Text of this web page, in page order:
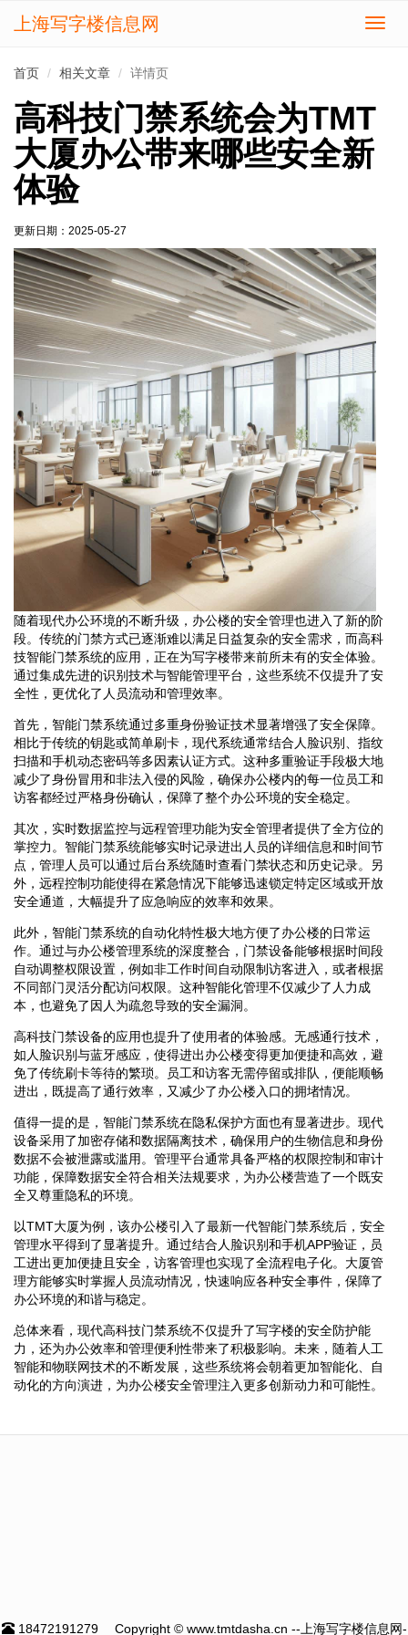
切
上海写字楼信息网
首页 相关文章 详情页
高科技门禁系统会为TMT
大厦办公带来哪些安全新
体验
更新日期： 2025-05-27
随着现代办公环境的不断升级，办公楼的安全管理也进入了新的阶
段。传统的门禁方式已逐渐难以满足日益复杂的安全需求，而高科
技智能门禁系统的应用，正在为写字楼带来前所未有的安全体验。
通过集成先进的识别技术与智能管理平台，这些系统不仅提升了安
全性，更优化了人员流动和管理效率。
首先，智能门禁系统通过多重身份验证技术显著增强了安全保障。
相比于传统的钥匙或简单刷卡，现代系统通常结合人脸识别、指纹
扫描和手机动态密码等多因素认证方式。这种多重验证手段极大地
减少了身份冒用和非法入侵的风险，确保办公楼内的每一位员工和
访客都经过严格身份确认，保障了整个办公环境的安全稳定。
其次，实时数据监控与远程管理功能为安全管理者提供了全方位的
掌控力。智能门禁系统能够实时记录进出人员的详细信息和时间节
点，管理人员可以通过后台系统随时查看门禁状态和历史记录。另
外，远程控制功能使得在紧急情况下能够迅速锁定特定区域或开放
安全通道，大幅提升了应急响应的效率和效果。
此外，智能门禁系统的自动化特性极大地方便了办公楼的日常运
作。通过与办公楼管理系统的深度整合，门禁设备能够根据时间段
自动调整权限设置，例如非工作时间自动限制访客进入，或者根据
不同部门灵活分配访问权限。这种智能化管理不仅减少了人力成
本，也避免了因人为疏忽导致的安全漏洞。
高科技门禁设备的应用也提升了使用者的体验感。无感通行技术，
如人脸识别与蓝牙感应，使得进出办公楼变得更加便捷和高效，避
免了传统刷卡等待的繁琐。员工和访客无需停留或排队，便能顺畅
进出，既提高了通行效率，又减少了办公楼入口的拥堵情况。
值得一提的是，智能门禁系统在隐私保护方面也有显著进步。现代
设备采用了加密存储和数据隔离技术，确保用户的生物信息和身份
数据不会被泄露或滥用。管理平台通常具备严格的权限控制和审计
功能，保障数据安全符合相关法规要求，为办公楼营造了一个既安
全又尊重隐私的环境。
以TMT大厦为例，该办公楼引入了最新一代智能门禁系统后，安全
管理水平得到了显著提升。通过结合人脸识别和手机APP验证，员
工进出更加便捷且安全，访客管理也实现了全流程电子化。大厦管
理方能够实时掌握人员流动情况，快速响应各种安全事件，保障了
办公环境的和谐与稳定。
总体来看，现代高科技门禁系统不仅提升了写字楼的安全防护能
力，还为办公效率和管理便利性带来了积极影响。未来，随着人工
智能和物联网技术的不断发展，这些系统将会朝着更加智能化、自
动化的方向演进，为办公楼安全管理注入更多创新动力和可能性。
18472191279 Copyright © www.tmtdasha.cn --上海写字楼信息网-